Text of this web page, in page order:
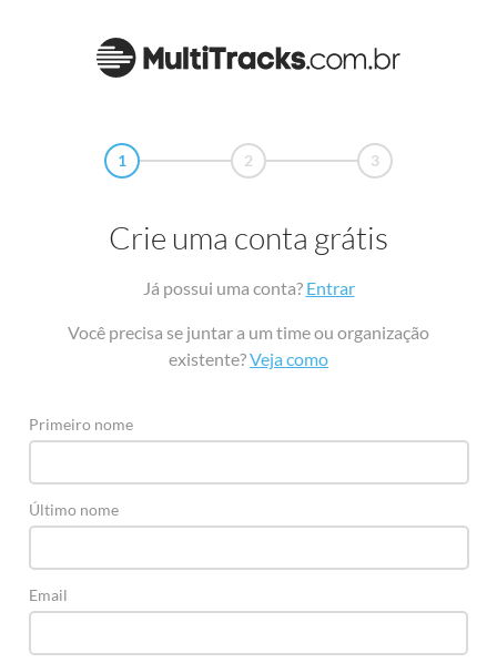
1 2 3
Crie uma conta grátis
Já possui uma conta? Entrar
Você precisa se juntar a um time ou organização
existente?Veja como
Primeiro nome
Último nome
Email